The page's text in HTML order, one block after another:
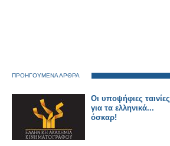
ΠΡΟΗΓΟΥΜΕΝΑ ΑΡΘΡΑ
Οι υποψήφιες ταινίες
για τα ελληνικά...
όσκαρ!